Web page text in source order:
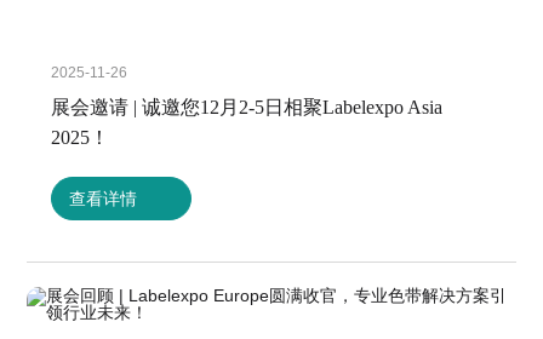
2025-11-26
展会邀请 | 诚邀您12月2-5日相聚Labelexpo Asia
2025！
查看详情